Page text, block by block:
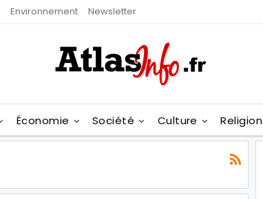
Environnement Newsletter
Économie Société Culture Religion